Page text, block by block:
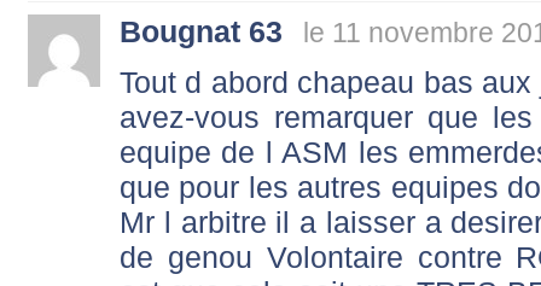
Bougnat 63 le 11 novembre
Tout d abord chapeau bas
avez-vous remarquer que
equipe de l ASM les
que pour les autres equipes
Mr l arbitre il a laisser a
de genou Volontaire contre